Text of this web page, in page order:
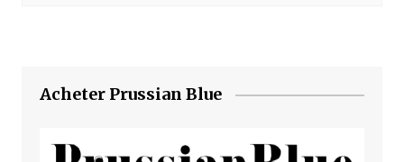
Acheter Prussian Blue